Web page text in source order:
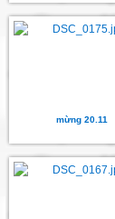
mừng 20.11